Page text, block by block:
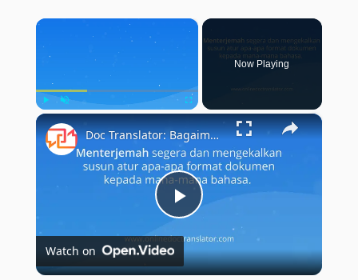
×
Play Unmute Fullscreen
Now Playing
×
Play
Video
Doc Translator: Bagaimana saya menggunakan penterjemah dokumen?
Watch on